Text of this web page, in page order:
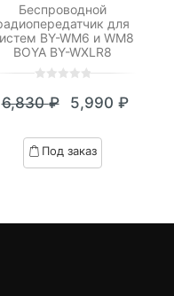
Беспроводной
для
BY-WM6 и WM8
BOYA BY-WXLR8
out
based
on
6,830₽
цена
составляла
5,990 ₽
Текущая
цена:
5,990 ₽.
Под заказ